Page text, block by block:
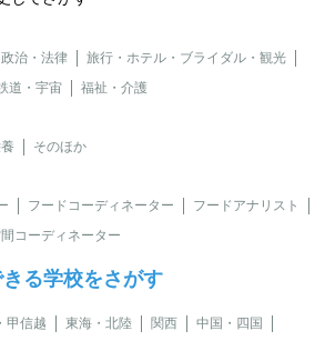
治・法律
旅行・ホテル・ブライダル・観光
道・宇宙
福祉・介護
そのほか
フードコーディネーター
フードアナリスト
コーディネーター
る学校をさがす
甲信越 東海・北陸 関西
中国・四国